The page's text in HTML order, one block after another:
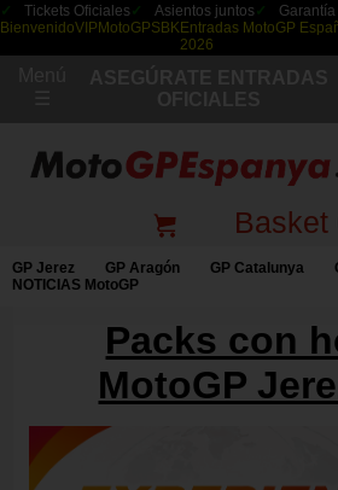
Tickets Oficiales Asientos juntos
Garantía
BienvenidoVIP MotoGPSBKEntradas MotoGP
2026
Basket
GP Jerez GP Aragón GP Catalunya
NOTICIAS MotoGP
Packs con
MotoGP